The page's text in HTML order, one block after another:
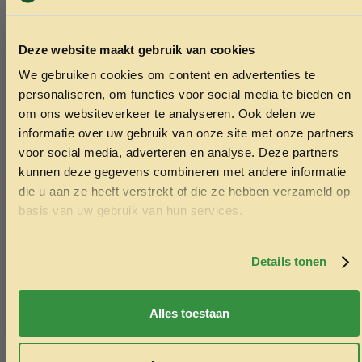
Deze website maakt gebruik van cookies
We gebruiken cookies om content en advertenties te
personaliseren, om functies voor social media te bieden en
om ons websiteverkeer te analyseren. Ook delen we
informatie over uw gebruik van onze site met onze partners
voor social media, adverteren en analyse. Deze partners
kunnen deze gegevens combineren met andere informatie
die u aan ze heeft verstrekt of die ze hebben verzameld op
basis van uw gebruik van hun services.
Details tonen
Alles toestaan
Vitakraft hamsterkracker fruit 2in1
ONTVANG 5% KORTING OP
JE EERSTE BESTELLING!
Ontvang korting
Door je in te schrijven ga je akkoord met het ontvangen van
Nee, ik wil geen korting